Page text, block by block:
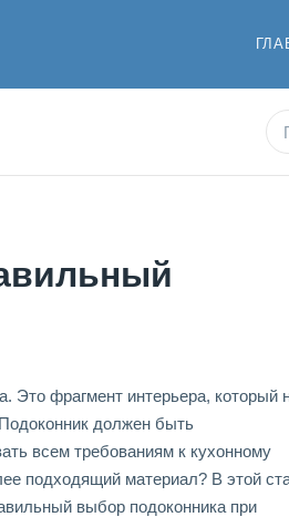
Это фрагмент интерьера, который
должен быть
всем требованиям к кухонному
подходящий материал? В этой
выбор подоконника при